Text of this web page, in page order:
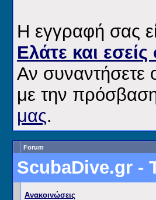
H εγγραφή σας
Ελάτε και
Αν συναντήσετε
με την
μας.
Forum
ScubaDive.gr -
Ανακοινώσεις